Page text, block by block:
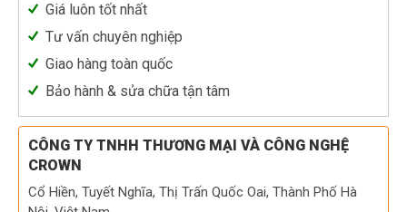
Giá luôn tốt nhất
Tư vấn chuyên nghiệp
Giao hàng toàn quốc
Bảo hành & sửa chữa tận tâm
CÔNG TY TNHH THƯƠNG MẠI VÀ CÔNG NGHỆ
CROWN
Cổ Hiền, Tuyết Nghĩa, Thị Trấn Quốc Oai, Thành Phố Hà